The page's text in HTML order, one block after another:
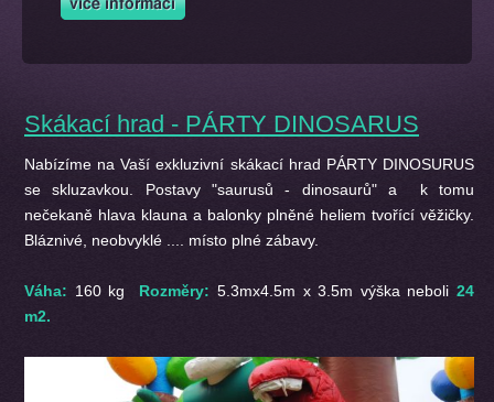
Skákací hrad - PÁRTY DINOSARUS
Nabízíme na Vaší exkluzivní skákací hrad PÁRTY DINOSURUS
se skluzavkou. Postavy "saurusů - dinosaurů" a k tomu
nečekaně hlava klauna a balonky plněné heliem tvořící věžičky.
Bláznivé, neobvyklé .... místo plné zábavy.
Váha: 160 kg Rozměry: 5.3mx4.5m x 3.5m výška neboli24
m2.